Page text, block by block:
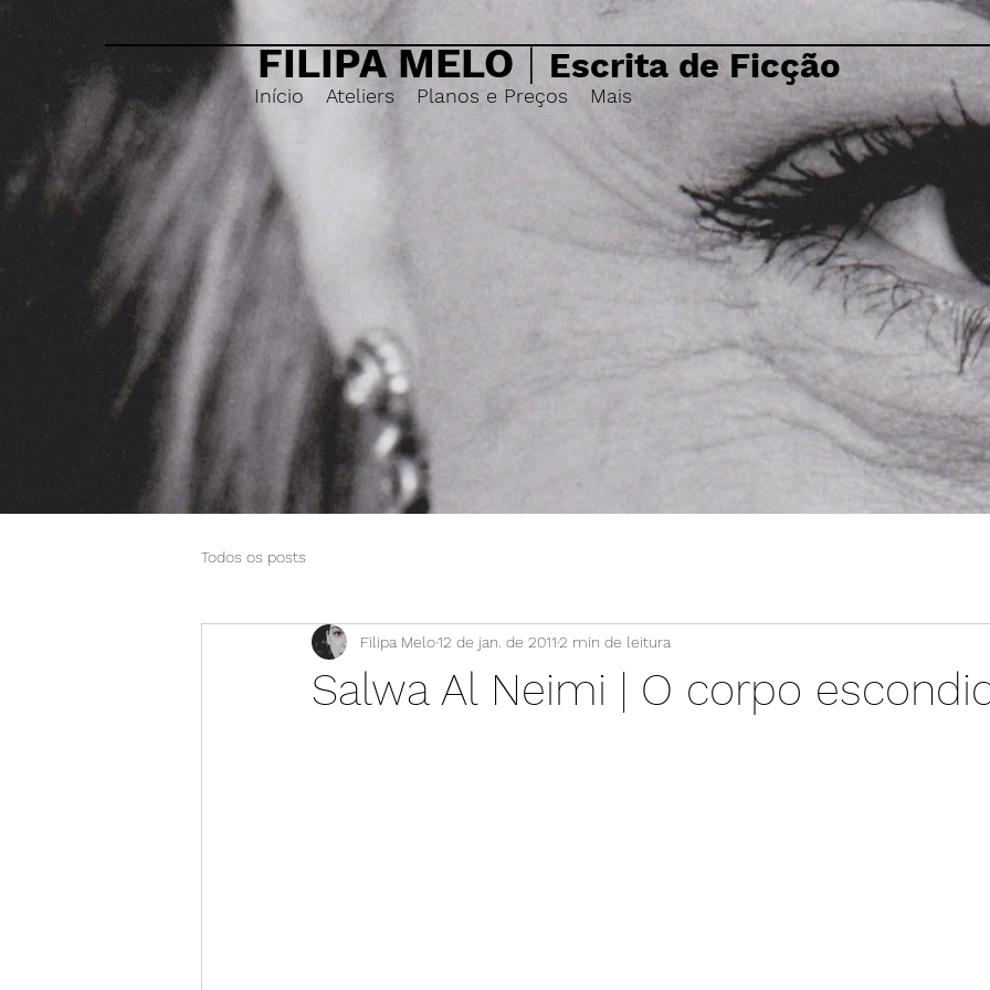
FILIPA MELO | Escrita de Ficção
Início Ateliers Planos e Preços Mais
Todos os posts
Salwa Al Neimi | O corpo
Filipa Melo12 de jan. de 20112 min de leitura